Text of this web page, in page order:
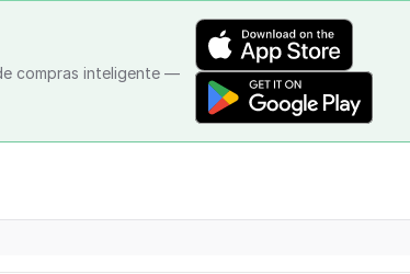
compras inteligente —